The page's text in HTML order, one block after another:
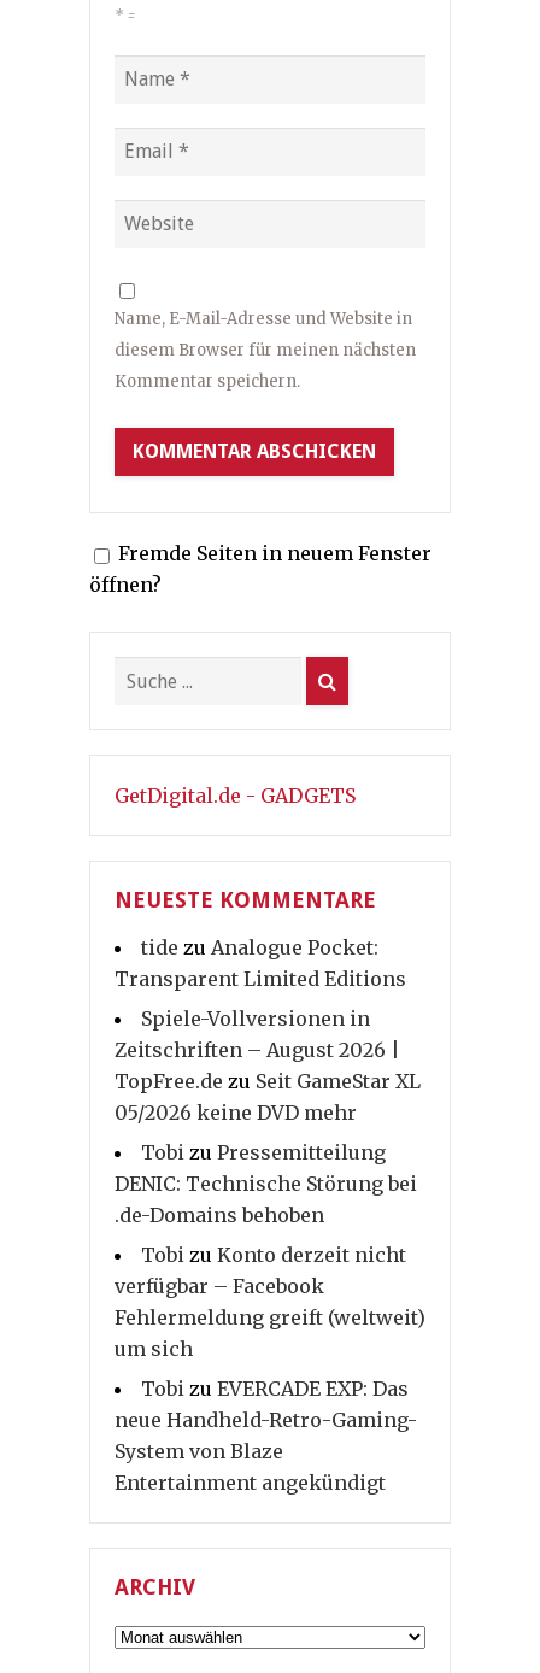
* =
Name, E-Mail-Adresse und Website in
diesem Browser für meinen nächsten
Kommentar speichern.
Fremde Seiten in neuem Fenster
öffnen?
GetDigital.de - GADGETS
NEUESTE KOMMENTARE
tide zu Analogue Pocket:
Transparent Limited Editions
Spiele-Vollversionen in
Zeitschriften – August 2026 |
TopFree.de zu Seit GameStar XL
05/2026 keine DVD mehr
Tobi zu Pressemitteilung
DENIC: Technische Störung bei
.de-Domains behoben
Tobi zu Konto derzeit nicht
verfügbar – Facebook
Fehlermeldung greift (weltweit)
um sich
Tobi zu EVERCADE EXP: Das
neue Handheld-Retro-Gaming-
System von Blaze
Entertainment angekündigt
ARCHIV
Archiv